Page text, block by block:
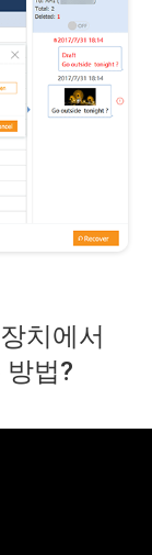
치에서
법?